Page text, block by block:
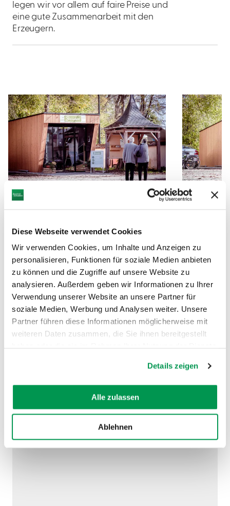
Diese Webseite verwendet Cookies
Wir verwenden Cookies, um Inhalte und Anzeigen zu
personalisieren, Funktionen für soziale Medien anbieten
zu können und die Zugriffe auf unsere Website zu
analysieren. Außerdem geben wir Informationen zu Ihrer
Verwendung unserer Website an unsere Partner für
soziale Medien, Werbung und Analysen weiter. Unsere
Partner führen diese Informationen möglicherweise mit
weiteren Daten zusammen, die Sie ihnen bereitgestellt
Details zeigen
Alle zulassen
Ablehnen
legen wir vor allem auf faire Preise und
eine gute Zusammenarbeit mit den
Erzeugern.
AUF DER KARTE ANZEIGEN